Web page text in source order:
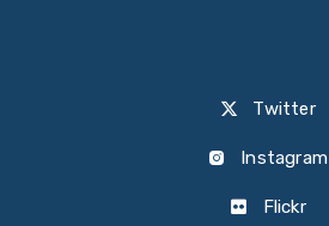
Twitter
Instagram
Flickr